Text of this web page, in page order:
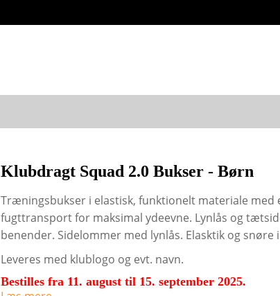
Klubdragt Squad 2.0 Bukser - Børn
Træningsbukser i elastisk, funktionelt materiale med
fugttransport for maksimal ydeevne. Lynlås og
benender. Sidelommer med lynlås. Elasktik og snøre
Leveres med klublogo og evt. navn.
Bestilles fra 11. august til 15. september 2025.